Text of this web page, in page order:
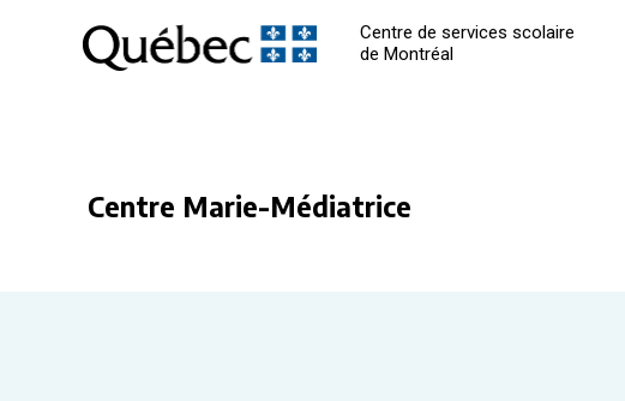
Centre de services scolaire
de Montréal
Centre Marie-Médiatrice